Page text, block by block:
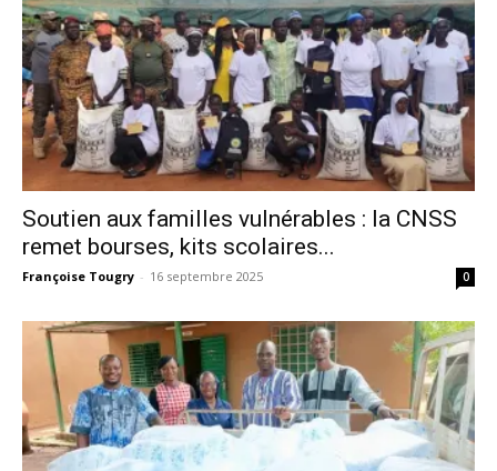
Soutien aux familles vulnérables : la CNSS
remet bourses, kits scolaires...
Françoise Tougry - 16 septembre 2025 0